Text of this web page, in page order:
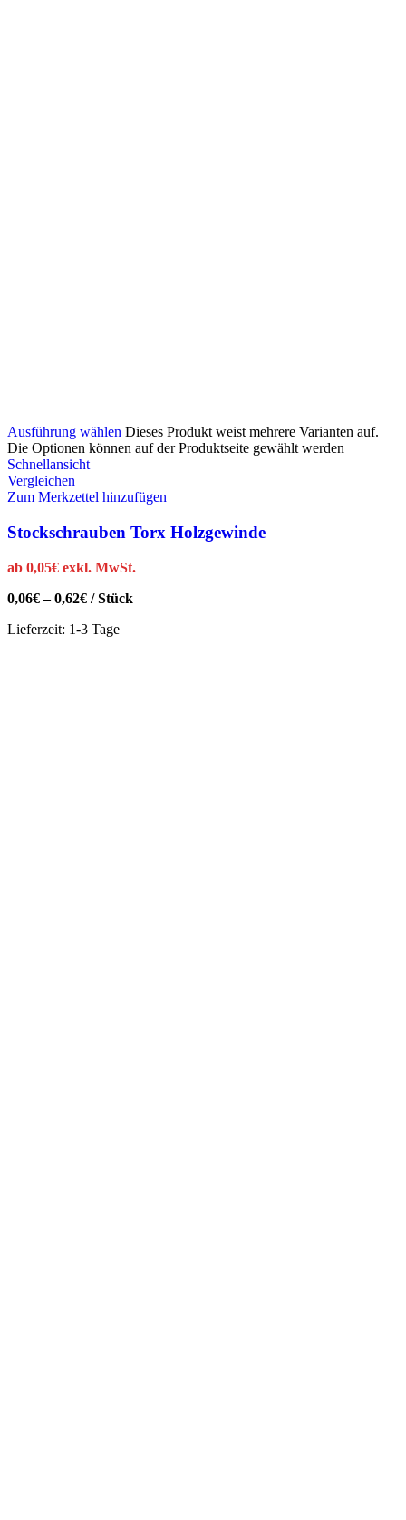
Ausführung wählen Dieses Produkt weist mehrere Varianten auf.
Die Optionen können auf der Produktseite gewählt werden
Schnellansicht
Vergleichen
Zum Merkzettel hinzufügen
Stockschrauben Torx Holzgewinde
ab 0,05€ exkl. MwSt.
0,06€–0,62€ /Stück
Lieferzeit: 1-3 Tage